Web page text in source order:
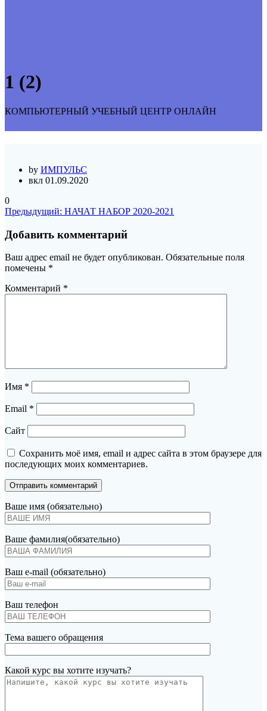
1 (2)
КОМПЬЮТЕРНЫЙ УЧЕБНЫЙ ЦЕНТР ОНЛАЙН
by ИМПУЛЬС
вкл 01.09.2020
0
Навигация
по
записям
Предыдущий: Предыдущая
НАЧАТ НАБОР 2020-2021
Добавить комментарий
Ваш адрес email не будет опубликован. Обязательные поля
помечены *
Комментарий *
Имя *
Email *
Сайт
Сохранить моё имя, email и адрес сайта в этом браузере для
последующих моих комментариев.
Ваше имя (обязательно)
Ваше фамилия(обязательно)
Ваш e-mail (обязательно)
Ваш телефон
Тема вашего обращения
Какой курс вы хотите изучать?